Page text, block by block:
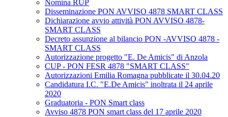
Nomina RUP
Disseminazione PON AVVISO 4878 SMART CLASS
Dichiarazione avvio attività PON AVVISO 4878-
SMART CLASS
Decreto assunzione al bilancio PON -AVVISO 4878 -
SMART CLASS
Autorizzazione progetto "E. De Amicis" di Anzola
CUP - PON FESR 4878 "SMART CLASS"
Autorizzazioni Emilia Romagna pubblicate il 30.04.20
Candidatura I.C. "E.De Amicis" inoltrata il 24 aprile
2020
Graduatoria - PON Smart class
Avviso 4878 PON smart class del 17 aprile 2020